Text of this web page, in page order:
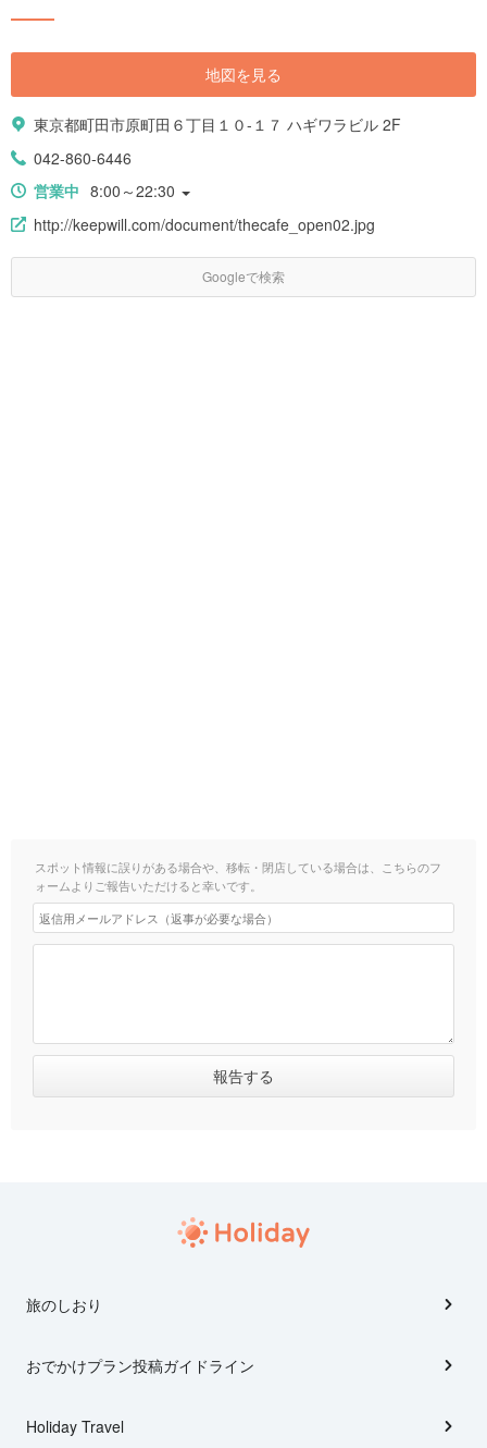
地図を見る
東京都町田市原町田６丁目１０-１７ ハギワラビル 2F
042-860-6446
営業中 8:00～22:30
http://keepwill.com/document/thecafe_open02.jpg
Googleで検索
スポット情報に誤りがある場合や、移転・閉店している場合は、こちらのフ
ォームよりご報告いただけると幸いです。
旅のしおり
おでかけプラン投稿ガイドライン
Holiday Travel